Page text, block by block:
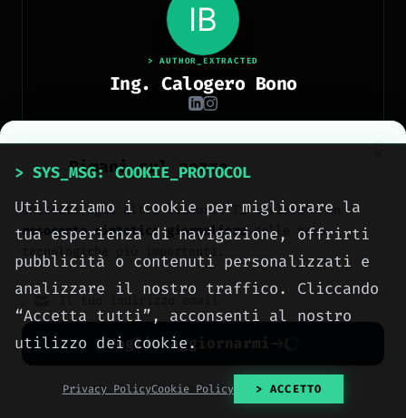
> AUTHOR_EXTRACTED
Ing. Calogero Bono
Zenith OS. System administrator e progettista di
piattaforme, app e CMS proprietari, con esperienza
in sviluppo full-stack, marketing digitale ed
ecosistema Google.
[ READ FULL DOSSIER ]
> METEORA_WEB // WEB AGENCY
Costruiamo la presenza
digitale che la tua
azienda merita.
Rimani sul pezzo
Unisciti agli altri lettori. Ti invieremo un
resoconto sintetico giornalierodelle news
tecnologiche più importanti.
Voglio aggiornarmi
No spam. Cancellati quando vuoi con un click.
> SYS_MSG: COOKIE_PROTOCOL
Utilizziamo i cookie per migliorare la
tua esperienza di navigazione, offrirti
pubblicità o contenuti personalizzati e
analizzare il nostro traffico. Cliccando
“Accetta tutti”, acconsenti al nostro
utilizzo dei cookie.
Privacy PolicyCookie Policy > ACCETTO